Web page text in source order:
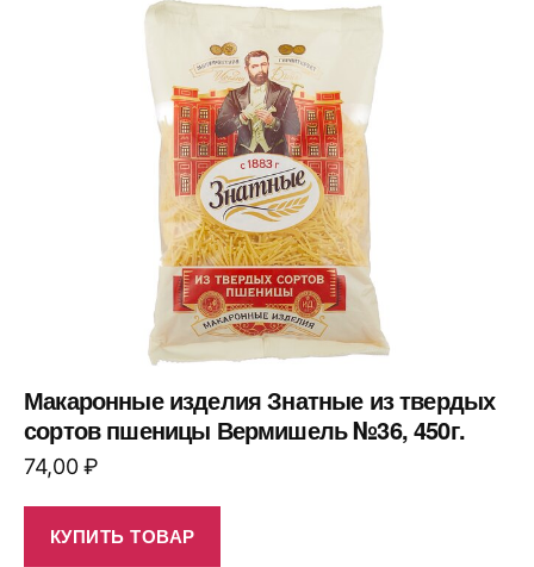
Макаронные изделия Знатные из твердых
сортов пшеницы Вермишель №36, 450г.
74,00₽
КУПИТЬ ТОВАР